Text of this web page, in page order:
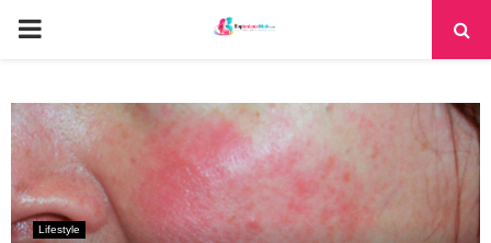
PRIMARY
Lifestyle